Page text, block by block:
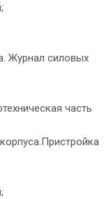
Журнал силовых
часть